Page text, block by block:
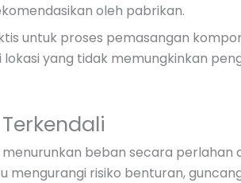
oleh pabrikan.
untuk proses pemasangan
yang tidak memungkinkan
beban secara perlahan
mengurangi risiko benturan,